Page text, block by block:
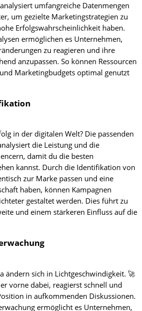
umfangreiche Datenmengen
um gezielte Marketingstrategien zu
Erfolgswahrscheinlichkeit haben.
ermöglichen es Unternehmen,
zu reagieren und ihre
anzupassen. So können Ressourcen
Marketingbudgets optimal genutzt
in der digitalen Welt? Die passenden
die Leistung und die
damit du die besten
kannst. Durch die Identifikation von
zur Marke passen und eine
haben, können Kampagnen
gestaltet werden. Dies führt zu
und einem stärkeren Einfluss auf die
ändern sich in Lichtgeschwindigkeit. 🚀
vorne dabei, reagierst schnell und
in aufkommenden Diskussionen.
ermöglicht es Unternehmen,